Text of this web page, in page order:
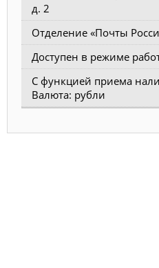
д. 2
Отделение «Почты
Доступен в режиме
С функцией приема
Валюта: рубли